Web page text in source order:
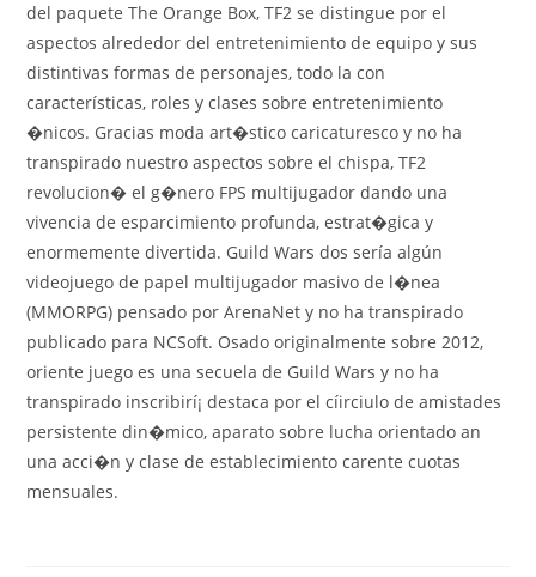
del paquete The Orange Box, TF2 se distingue por el
aspectos alrededor del entretenimiento de equipo y sus
distintivas formas de personajes, todo la con
características, roles y clases sobre entretenimiento
�nicos. Gracias moda art�stico caricaturesco y no ha
transpirado nuestro aspectos sobre el chispa, TF2
revolucion� el g�nero FPS multijugador dando una
vivencia de esparcimiento profunda, estrat�gica y
enormemente divertida. Guild Wars dos serí­a algún
videojuego de papel multijugador masivo de l�nea
(MMORPG) pensado por ArenaNet y no ha transpirado
publicado para NCSoft. Osado originalmente sobre 2012,
oriente juego es una secuela de Guild Wars y no ha
transpirado inscribirí¡ destaca por el cí­irciulo de amistades
persistente din�mico, aparato sobre lucha orientado an
una acci�n y clase de establecimiento carente cuotas
mensuales.